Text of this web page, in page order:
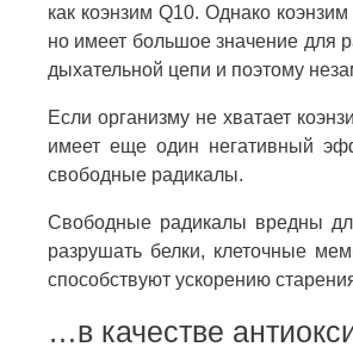
как коэнзим Q10. Однако
но имеет большое значение для
дыхательной цепи и поэтому
Если организму не хватает
имеет еще один негативный
свободные радикалы.
Свободные радикалы вредны
разрушать белки, клеточные
способствуют ускорению
…в качестве